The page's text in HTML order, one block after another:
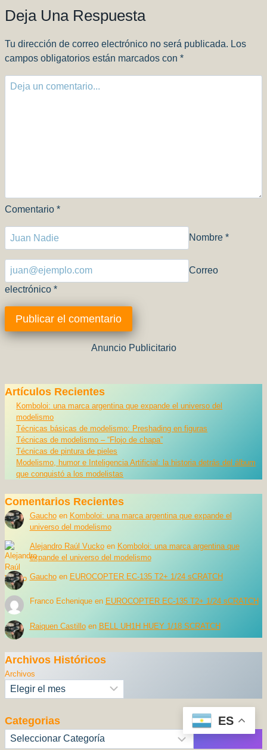
Deja Una Respuesta
Tu dirección de correo electrónico no será publicada. Los
campos obligatorios están marcados con *
Comentario *
Nombre *
Correo
electrónico *
Anuncio Publicitario
Artículos Recientes
Komboloi: una marca argentina que expande el universo del
modelismo
Técnicas básicas de modelismo: Preshading en figuras
Técnicas de modelismo – “Flojo de chapa”
Técnicas de pintura de pieles
Modelismo, humor e Inteligencia Artificial: la historia detrás del álbum
que conquistó a los modelistas
Comentarios Recientes
Gauchoen Komboloi: una marca argentina que expande el
universo del modelismo
Alejandro Raúl Vuckoen Komboloi: una marca argentina que
expande el universo del modelismo
Gauchoen EUROCOPTER EC-135 T2+ 1/24 sCRATCH
Franco Echeniqueen EUROCOPTER EC-135 T2+ 1/24 sCRATCH
Raiquen Castilloen BELL UH1H HUEY 1/18 SCRATCH
Archivos Históricos
Archivos
Categorias
Categorías
ES